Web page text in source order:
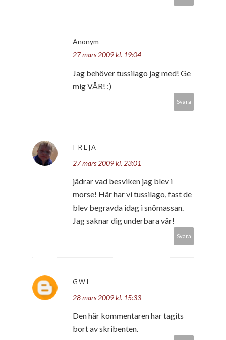
Anonym
27 mars 2009 kl. 19:04
Jag behöver tussilago jag med! Ge
mig VÅR! :)
Svara
FREJA
27 mars 2009 kl. 23:01
jädrar vad besviken jag blev i
morse! Här har vi tussilago, fast de
blev begravda idag i snömassan.
Jag saknar dig underbara vår!
Svara
GWI
28 mars 2009 kl. 15:33
Den här kommentaren har tagits
bort av skribenten.